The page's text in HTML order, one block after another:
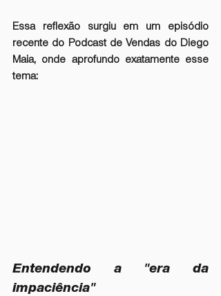
Essa reflexão surgiu em um episódio
recente do Podcast de Vendas do Diego
Maia, onde aprofundo exatamente esse
tema:
Entendendo a "era da
impaciência"